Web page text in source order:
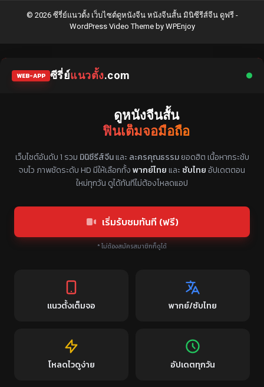
© 2026 ซีรี่ย์แนวตั้ง เว็บไซต์ดูหนังจีน หนังจีนสั้น มินิซีรีส์จีน ดูฟรี -
WordPress Video Themeby WPEnjoy
WEB-APP ซีรี่ย์แนวตั้ง.com
ดูหนังจีนสั้น
ฟินเต็มจอมือถือ
แหล่งรวมซีรี่ย์จีนแนวตั้ง พากย์ไทย ซับไทย
เว็บไซต์อันดับ 1 รวม มินิซีรีส์จีนและ ละครคุณธรรมยอดฮิต เนื้อหากระชับ
จบไว ภาพชัดระดับ HD มีให้เลือกทั้งพากย์ไทยและ ซับไทยอัปเดตตอน
ใหม่ทุกวัน ดูได้ทันทีไม่ต้องโหลดแอป
เริ่มรับชมทันที (ฟรี)
* ไม่ต้องสมัครสมาชิกก็ดูได้
แนวตั้งเต็มจอ พากย์/ซับไทย
โหลดไวดูง่าย อัปเดตทุกวัน